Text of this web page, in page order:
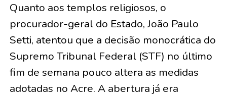
Quanto aos templos religiosos, o
procurador-geral do Estado, João Paulo
Setti, atentou que a decisão monocrática do
Supremo Tribunal Federal (STF) no último
fim de semana pouco altera as medidas
adotadas no Acre. A abertura já era